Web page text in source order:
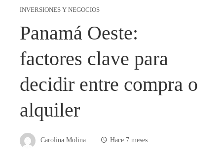
INVERSIONES Y NEGOCIOS
Panamá Oeste:
factores clave para
decidir entre compra o
alquiler
Carolina Molina Hace 7 meses